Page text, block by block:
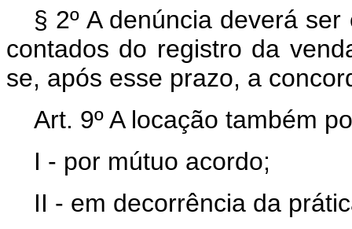
§ 2º A denúncia deverá
contados do registro da
se, após esse prazo, a
Art. 9º A locação também
I - por mútuo acordo;
II - em decorrência da